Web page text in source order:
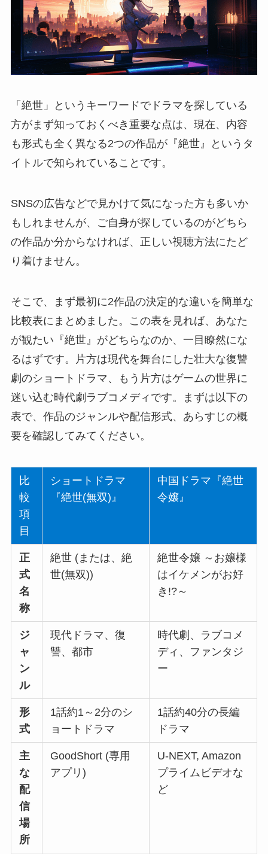
「絶世」というキーワードでドラマを探している
方がまず知っておくべき重要な点は、現在、内容
も形式も全く異なる2つの作品が『絶世』というタ
イトルで知られていることです。
SNSの広告などで見かけて気になった方も多いか
もしれませんが、ご自身が探しているのがどちら
の作品か分からなければ、正しい視聴方法にたど
り着けません。
そこで、まず最初に2作品の決定的な違いを簡単な
比較表にまとめました。この表を見れば、あなた
が観たい『絶世』がどちらなのか、一目瞭然にな
るはずです。片方は現代を舞台にした壮大な復讐
劇のショートドラマ、もう片方はゲームの世界に
迷い込む時代劇ラブコメディです。まずは以下の
表で、作品のジャンルや配信形式、あらすじの概
要を確認してみてください。
比
較
項
目
ショートドラマ
『絶世(無双)』
中国ドラマ『絶世
令嬢』
正
式
名
称
絶世 (または、絶
世(無双))
絶世令嬢 ～お嬢様
はイケメンがお好
き!?～
ジ
ャ
ン
ル
現代ドラマ、復
讐、都市
時代劇、ラブコメ
ディ、ファンタジ
ー
形
式
1話約1～2分のシ
ョートドラマ
1話約40分の長編
ドラマ
主
な
配
信
場
所
GoodShort (専用
アプリ)
U-NEXT, Amazon
プライムビデオな
ど